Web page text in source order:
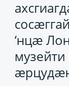
‘нцӕ